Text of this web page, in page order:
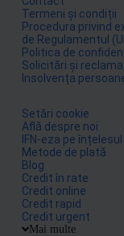
Termeni și condiții
Procedura privind
de Regulamentul
Politica de
Solicitări și
Insolvența
Setări cookie
Află despre noi
IFN-eza pe
Metode de plată
Blog
Credit în rate
Credit online
Credit rapid
Credit urgent
Mai multe